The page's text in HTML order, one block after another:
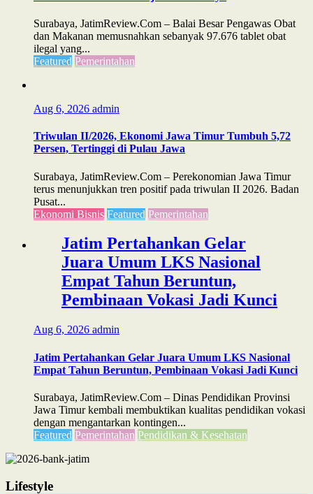
Surabaya, JatimReview.Com – Balai Besar Pengawas Obat
dan Makanan memusnahkan sebanyak 97.676 tablet obat
ilegal yang...
Featured Pemerintahan
Aug 6, 2026 admin
Triwulan II/2026, Ekonomi Jawa Timur Tumbuh 5,72
Persen, Tertinggi di Pulau Jawa
Surabaya, JatimReview.Com – Perekonomian Jawa Timur
terus menunjukkan tren positif pada triwulan II 2026. Badan
Pusat...
Ekonomi Bisnis Featured Pemerintahan
Jatim Pertahankan Gelar
Juara Umum LKS Nasional
Empat Tahun Beruntun,
Pembinaan Vokasi Jadi Kunci
Aug 6, 2026 admin
Jatim Pertahankan Gelar Juara Umum LKS Nasional
Empat Tahun Beruntun, Pembinaan Vokasi Jadi Kunci
Surabaya, JatimReview.Com – Dinas Pendidikan Provinsi
Jawa Timur kembali membuktikan kualitas pendidikan vokasi
dengan mengantarkan kontingen...
Featured Pemerintahan Pendidikan & Kesehatan
Lifestyle